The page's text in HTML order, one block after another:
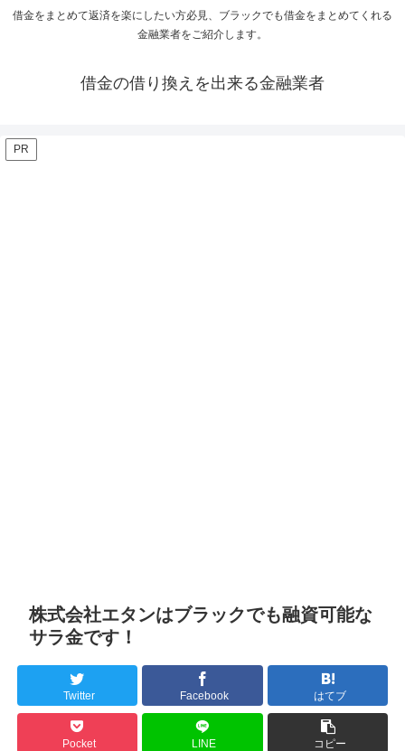
借金をまとめて返済を楽にしたい方必見、ブラックでも借金をまとめてくれる
金融業者をご紹介します。
借金の借り換えを出来る金融業者
PR
株式会社エタンはブラックでも融資可能な
サラ金です！
Twitter Facebook はてブ
Pocket LINE コピー